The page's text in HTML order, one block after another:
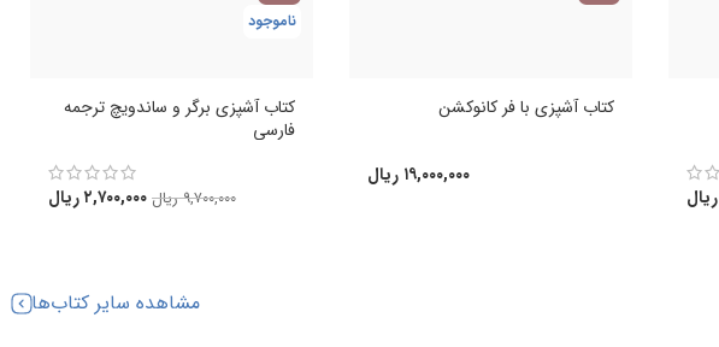
ریال
کتاب آشپزی با فر کانوکشن
۱۹,۰۰۰,۰۰۰ ریال
ناموجود
کتاب آشپزی برگر و ساندویچ ترجمه
فارسی
۹,۷۰۰,۰۰۰ ریال ۲,۷۰۰,۰۰۰ریال
مشاهده سایر کتاب‌ها